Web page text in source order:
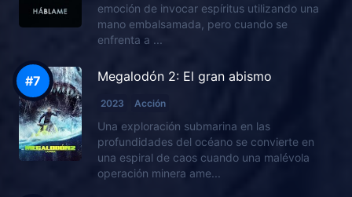
emoción de invocar espíritus utilizando una
mano embalsamada, pero cuando se
enfrenta a ...
Megalodón 2: El gran abismo
2023 Acción
Una exploración submarina en las
profundidades del océano se convierte en
una espiral de caos cuando una malévola
operación minera ame...